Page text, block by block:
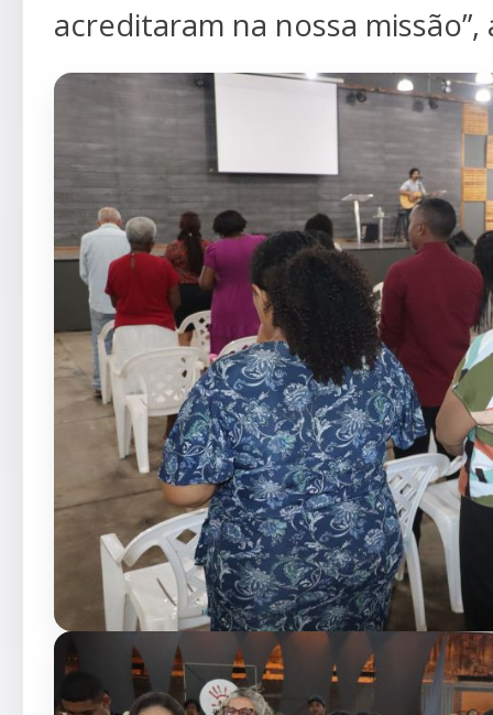
acreditaram na nossa